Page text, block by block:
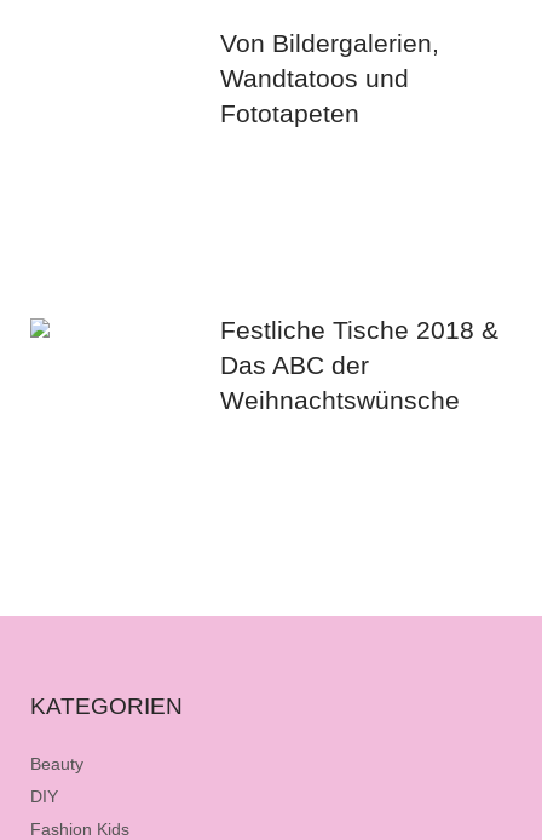
Von Bildergalerien,
Wandtatoos und
Fototapeten
Festliche Tische 2018 &
Das ABC der
Weihnachtswünsche
KATEGORIEN
Beauty
DIY
Fashion Kids